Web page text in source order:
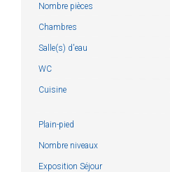
Nombre pièces
Chambres
Salle(s) d'eau
WC
Cuisine
Plain-pied
Nombre niveaux
Exposition Séjour